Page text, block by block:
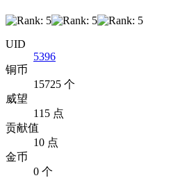
UID
5396
铜币
15725 个
威望
115 点
贡献值
10 点
金币
0 个